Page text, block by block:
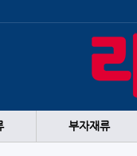
부자재류